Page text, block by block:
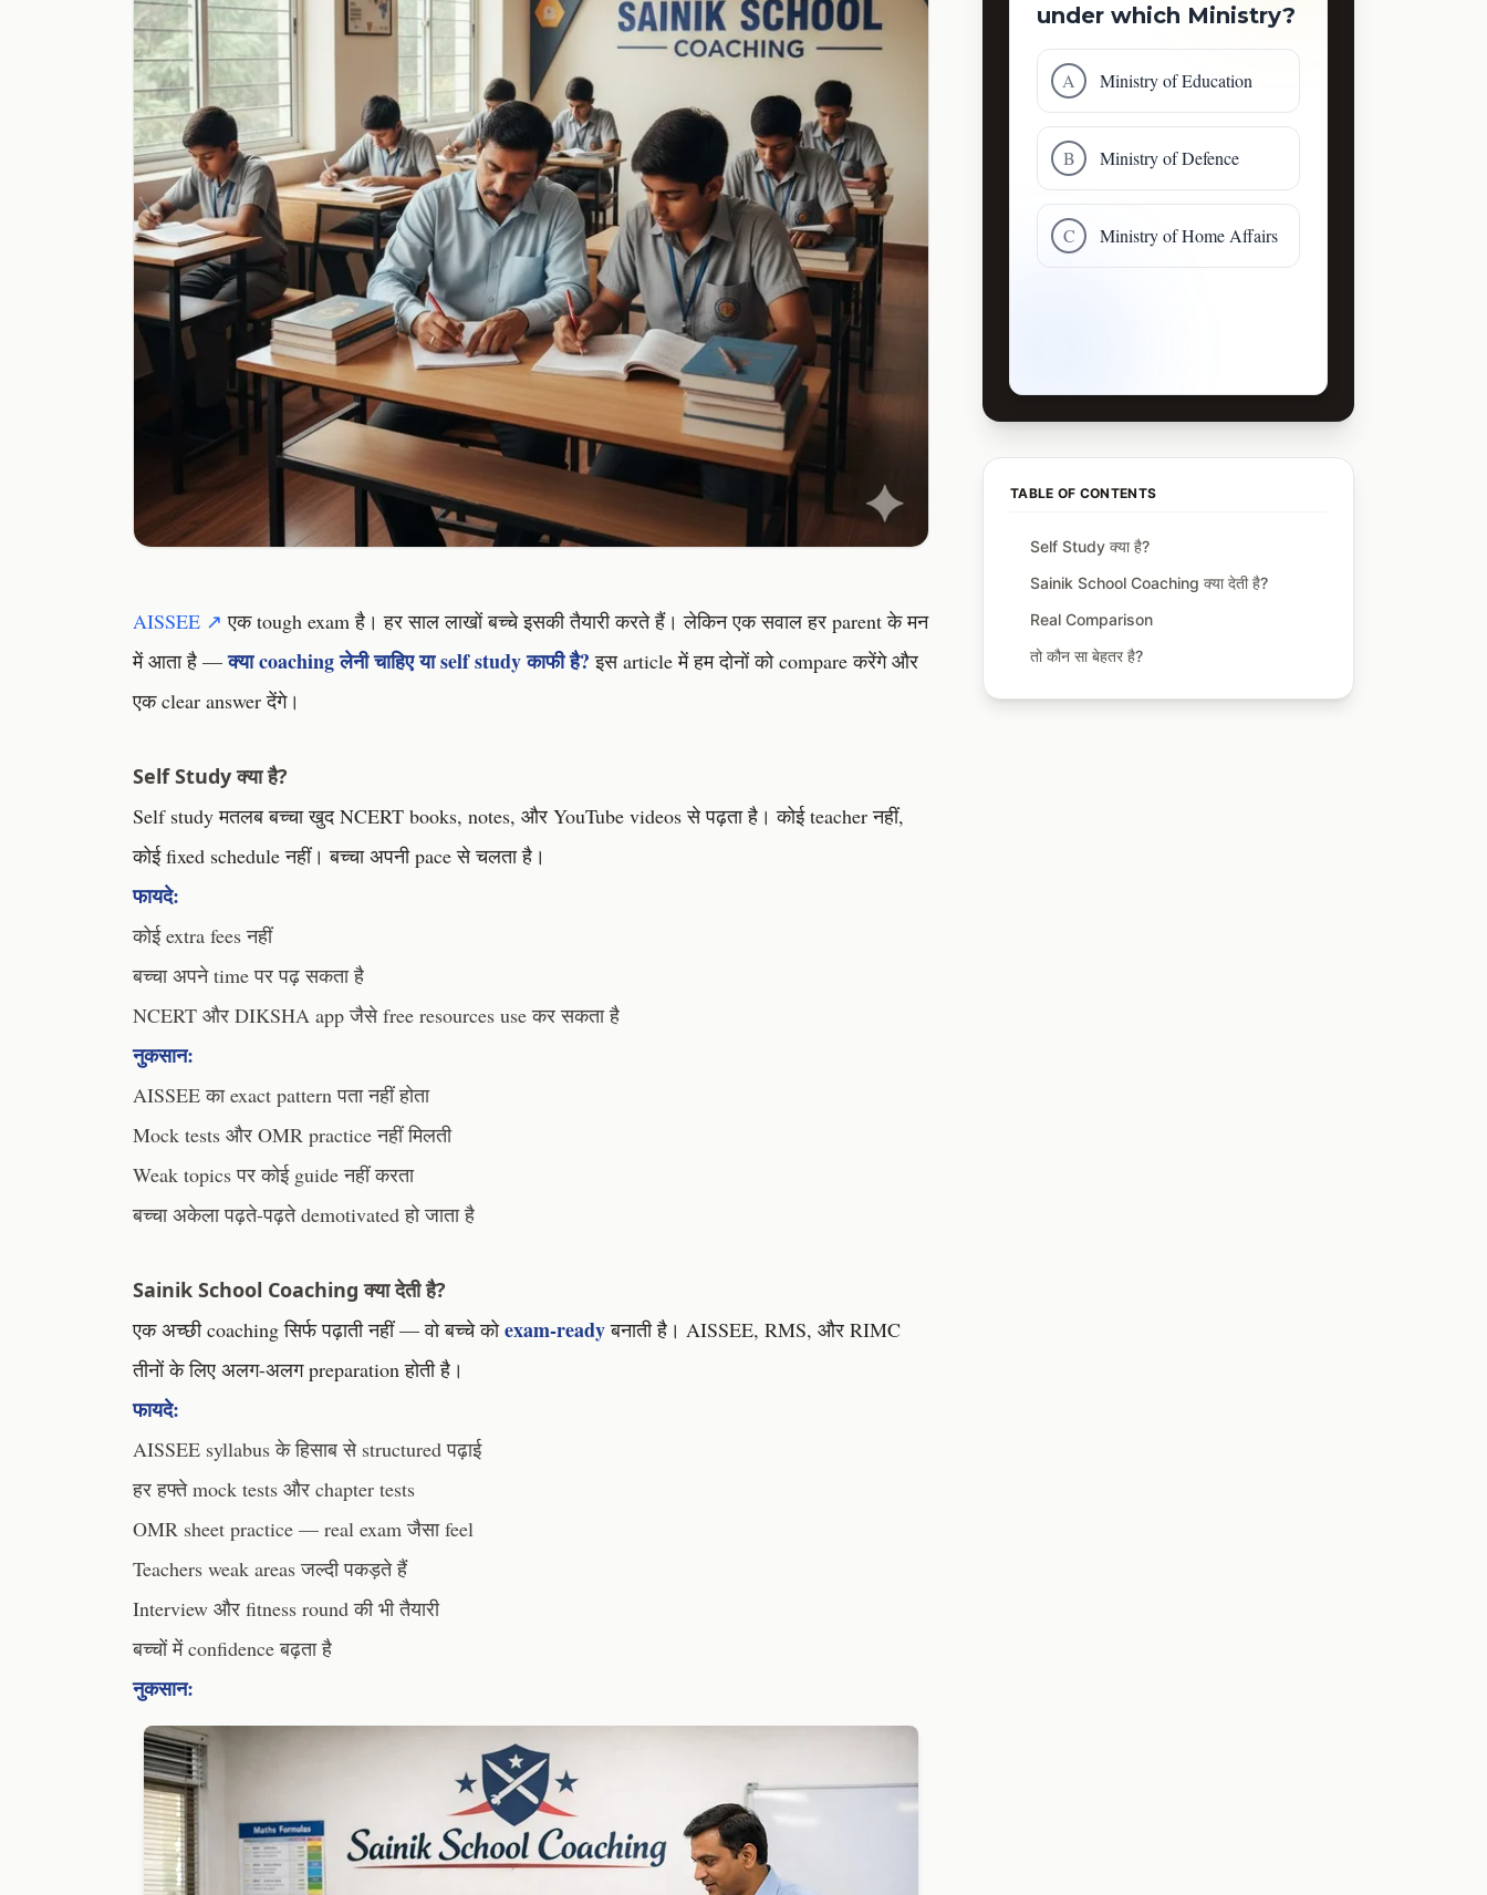
AISSEE ↗ एक tough exam है। हर साल लाखों बच्चे इसकी तैयारी करते हैं। लेकिन एक सवाल हर parent के मन
में आता है —क्या coaching लेनी चाहिए या self study काफी है? इस article में हम दोनों को compare करेंगे और
एक clear answer देंगे।
Self Study क्या है?
Self study मतलब बच्चा खुद NCERT books, notes, और YouTube videos से पढ़ता है। कोई teacher नहीं,
कोई fixed schedule नहीं। बच्चा अपनी pace से चलता है।
फायदे:
कोई extra fees नहीं
बच्चा अपने time पर पढ़ सकता है
NCERT और DIKSHA app जैसे free resources use कर सकता है
नुकसान:
AISSEE का exact pattern पता नहीं होता
Mock tests और OMR practice नहीं मिलती
Weak topics पर कोई guide नहीं करता
बच्चा अकेला पढ़ते-पढ़ते demotivated हो जाता है
Sainik School Coaching क्या देती है?
एक अच्छी coaching सिर्फ पढ़ाती नहीं — वो बच्चे कोexam-readyबनाती है। AISSEE, RMS, और RIMC
तीनों के लिए अलग-अलग preparation होती है।
फायदे:
AISSEE syllabus के हिसाब से structured पढ़ाई
हर हफ्ते mock tests और chapter tests
OMR sheet practice — real exam जैसा feel
Teachers weak areas जल्दी पकड़ते हैं
Interview और fitness round की भी तैयारी
बच्चों में confidence बढ़ता है
नुकसान:
under which Ministry?
A Ministry of Education
B Ministry of Defence
C Ministry of Home Affairs
TABLE OF CONTENTS
Self Study क्या है?
Sainik School Coaching क्या देती है?
Real Comparison
तो कौन सा बेहतर है?